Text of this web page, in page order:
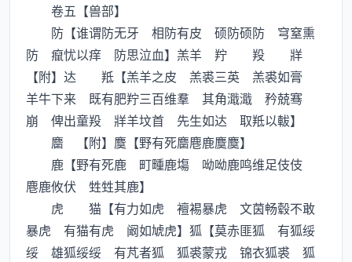
卷五【兽部】
防【谁谓防无牙 相防有皮 硕防硕防 穹窒熏
防 癙忧以痒 防思泣血】羔羊 羜 羖 牂
【附】达 羝【羔羊之皮 羔裘三英 羔裘如膏
羊牛下来 既有肥羜三百维羣 其角濈濈 矜兢骞
崩 俾出童羖 牂羊坟首 先生如达 取羝以軷】
麕 【附】麌【野有死麕麀鹿麌麌】
鹿【野有死鹿 町畽鹿塲 呦呦鹿鸣维足伎伎
麀鹿攸伏 甡甡其鹿】
虎 猫【有力如虎 襢裼暴虎 文茵畅毂不敢
暴虎 有猫有虎 阚如虓虎】狐【莫赤匪狐 有狐绥
绥 雄狐绥绥 有芃者狐 狐裘蒙戎 锦衣狐裘 狐